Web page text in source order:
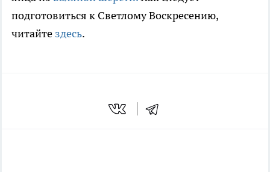
подготовиться к Светлому Воскресению,
читайте здесь.